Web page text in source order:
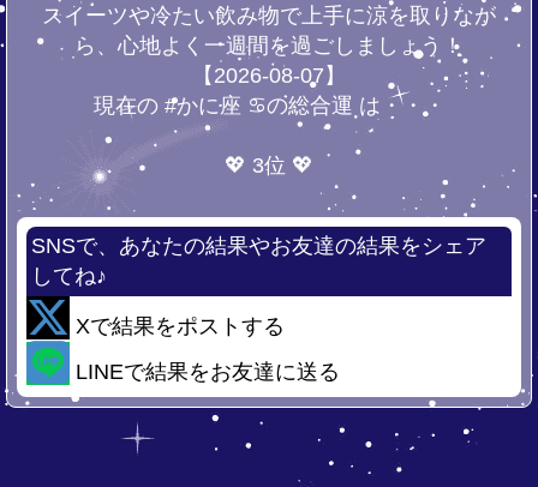
スイーツや冷たい飲み物で上手に涼を取りなが
ら、心地よく一週間を過ごしましょう！
【2026-08-07】
現在の #かに座 ♋の総合運 は・・・
💖 3位 💖
SNSで、あなたの結果やお友達の結果をシェア
してね♪
Xで結果をポストする
LINEで結果をお友達に送る